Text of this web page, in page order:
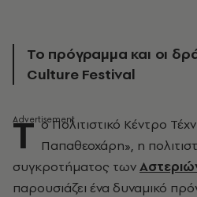
To πρόγραμμα και οι
Culture Festival
Τ ο Πολιτιστικό Κέντρο
Παπαθεοχάρη», η
συγκροτήματος των
παρουσιάζει ένα δυναμικό